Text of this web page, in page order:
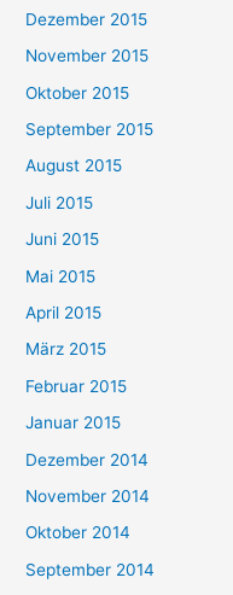
Dezember 2015
November 2015
Oktober 2015
September 2015
August 2015
Juli 2015
Juni 2015
Mai 2015
April 2015
März 2015
Februar 2015
Januar 2015
Dezember 2014
November 2014
Oktober 2014
September 2014